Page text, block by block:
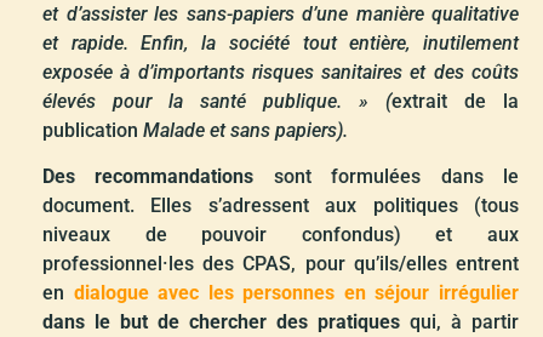
et d’assister les sans-papiers d’une manière qualitative
et rapide. Enfin, la société tout entière, inutilement
exposée à d’importants risques sanitaires et des coûts
élevés pour la santé publique. » (extrait de la
publication Malade et sans papiers).
Des recommandations sont formulées dans le
document. Elles s’adressent aux politiques (tous
niveaux de pouvoir confondus) et aux
professionnel·les des CPAS, pour qu’ils/elles entrent
en dialogue avec les personnes en séjour irrégulier
dans le but de chercher des pratiques qui, à partir